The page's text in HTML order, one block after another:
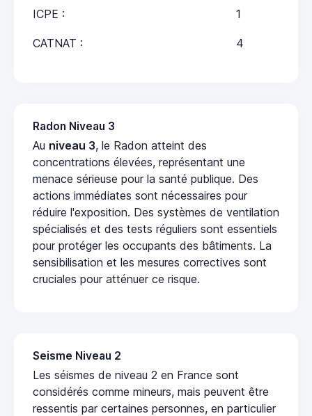
ICPE : 1
CATNAT : 4
Radon Niveau 3
Au niveau 3, le Radon atteint des
concentrations élevées, représentant une
menace sérieuse pour la santé publique. Des
actions immédiates sont nécessaires pour
réduire l'exposition. Des systèmes de ventilation
spécialisés et des tests réguliers sont essentiels
pour protéger les occupants des bâtiments. La
sensibilisation et les mesures correctives sont
cruciales pour atténuer ce risque.
Seisme Niveau 2
Les séismes de niveau 2 en France sont
considérés comme mineurs, mais peuvent être
ressentis par certaines personnes, en particulier